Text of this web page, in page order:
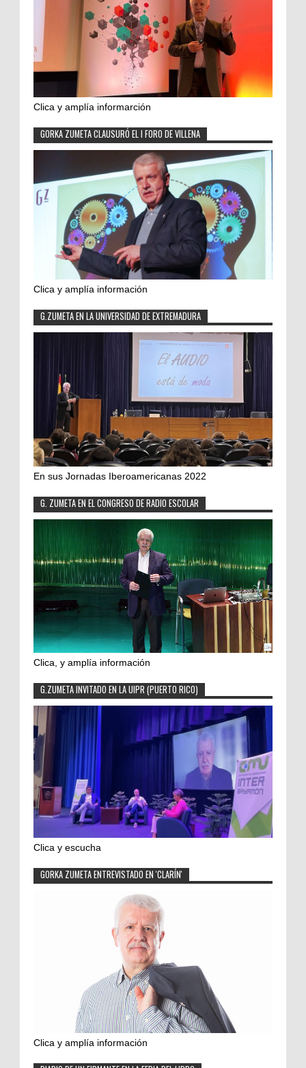
Clica y amplía informarción
GORKA ZUMETA CLAUSURÓ EL I FORO DE VILLENA
Clica y amplía información
G.ZUMETA EN LA UNIVERSIDAD DE EXTREMADURA
En sus Jornadas Iberoamericanas 2022
G. ZUMETA EN EL CONGRESO DE RADIO ESCOLAR
Clica, y amplía información
G.ZUMETA INVITADO EN LA UIPR (PUERTO RICO)
Clica y escucha
GORKA ZUMETA ENTREVISTADO EN 'CLARÍN'
Clica y amplía información